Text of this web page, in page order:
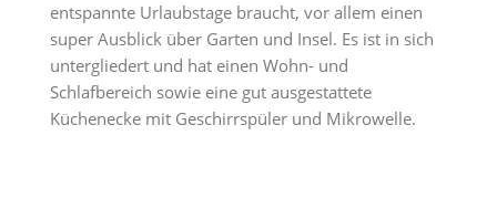
entspannte Urlaubstage braucht, vor allem einen
super Ausblick über Garten und Insel. Es ist in sich
untergliedert und hat einen Wohn- und
Schlafbereich sowie eine gut ausgestattete
Küchenecke mit Geschirrspüler und Mikrowelle.